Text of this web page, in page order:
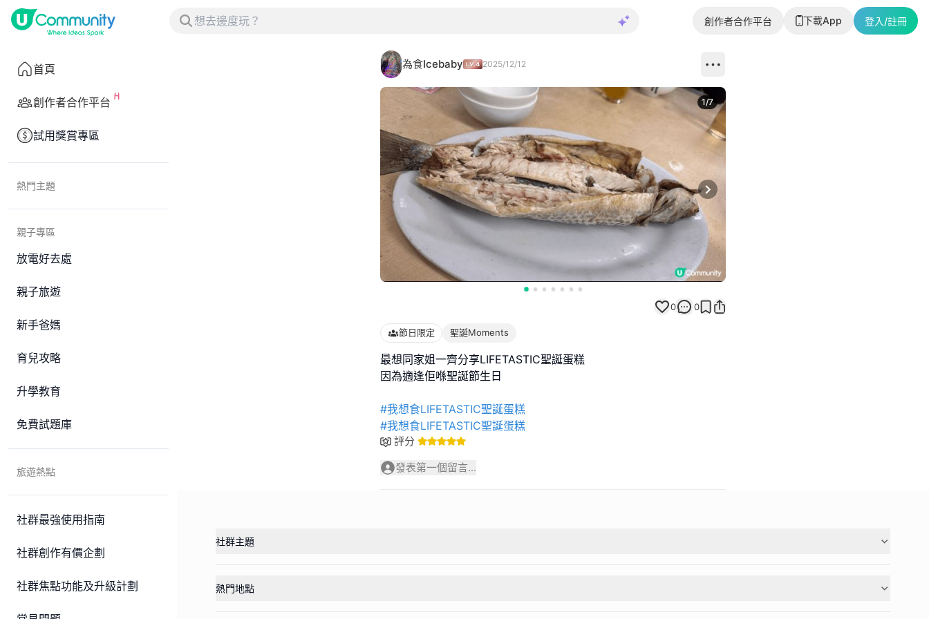
創作者合作平台 下載App 登入/註冊
首頁
創作者合作平台
試用獎賞專區
熱門主題
親子專區
放電好去處
親子旅遊
新手爸媽
育兒攻略
升學教育
免費試題庫
旅遊熱點
社群最強使用指南
社群創作有價企劃
社群焦點功能及升級計劃
為食Icebaby 2025/12/12
Next slide
1/7
0 0
節日限定 聖誕Moments
最想同家姐一齊分享LIFETASTIC聖誕蛋糕
因為適逢佢喺聖誕節生日
#我想食LIFETASTIC聖誕蛋糕
#我想食LIFETASTIC聖誕蛋糕
評分
發表第一個留言...
社群主題
熱門地點